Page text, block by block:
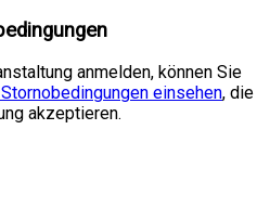
anmelden, können Sie
einsehen, die
akzeptieren.